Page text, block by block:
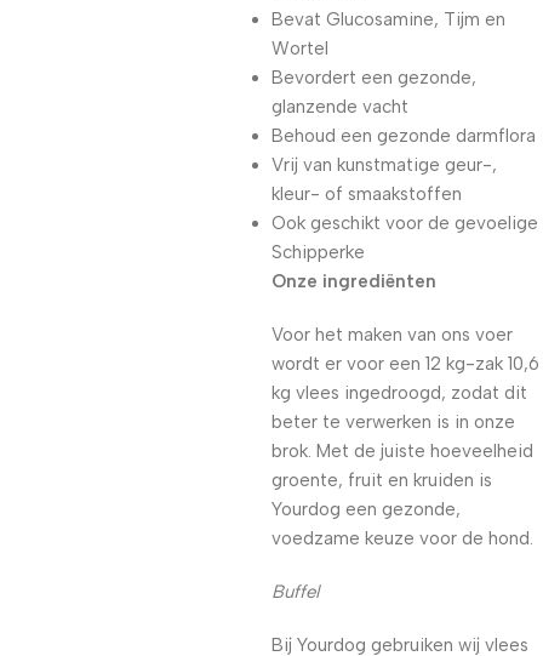
Bevat Glucosamine, Tijm en
Wortel
Bevordert een gezonde,
glanzende vacht
Behoud een gezonde darmflora
Vrij van kunstmatige geur-,
kleur- of smaakstoffen
Ook geschikt voor de gevoelige
Schipperke
Onze ingrediënten
Voor het maken van ons voer
wordt er voor een 12 kg-zak 10,6
kg vlees ingedroogd, zodat dit
beter te verwerken is in onze
brok. Met de juiste hoeveelheid
groente, fruit en kruiden is
Yourdog een gezonde,
voedzame keuze voor de hond.
Buffel
Bij Yourdog gebruiken wij vlees